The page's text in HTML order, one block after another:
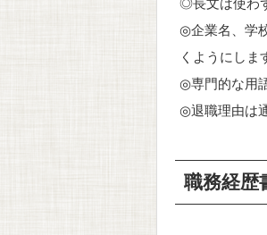
◎長文は使わ
◎企業名、学
くようにしま
◎専門的な用
◎退職理由は
職務経歴